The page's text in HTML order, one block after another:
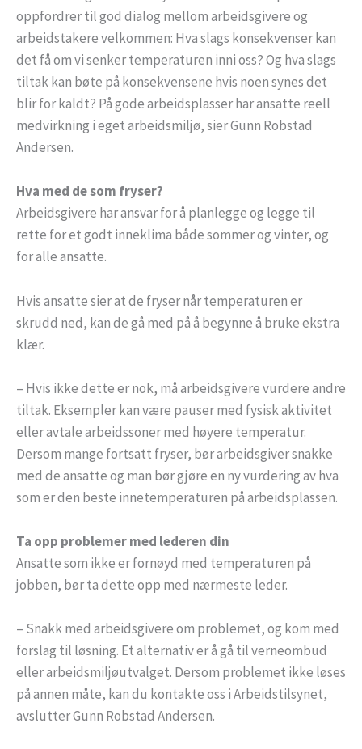
oppfordrer til god dialog mellom arbeidsgivere og
arbeidstakere velkommen: Hva slags konsekvenser kan
det få om vi senker temperaturen inni oss? Og hva slags
tiltak kan bøte på konsekvensene hvis noen synes det
blir for kaldt? På gode arbeidsplasser har ansatte reell
medvirkning i eget arbeidsmiljø, sier Gunn Robstad
Andersen.
Hva med de som fryser?
Arbeidsgivere har ansvar for å planlegge og legge til
rette for et godt inneklima både sommer og vinter, og
for alle ansatte.
Hvis ansatte sier at de fryser når temperaturen er
skrudd ned, kan de gå med på å begynne å bruke ekstra
klær.
– Hvis ikke dette er nok, må arbeidsgivere vurdere andre
tiltak. Eksempler kan være pauser med fysisk aktivitet
eller avtale arbeidssoner med høyere temperatur.
Dersom mange fortsatt fryser, bør arbeidsgiver snakke
med de ansatte og man bør gjøre en ny vurdering av hva
som er den beste innetemperaturen på arbeidsplassen.
Ta opp problemer med lederen din
Ansatte som ikke er fornøyd med temperaturen på
jobben, bør ta dette opp med nærmeste leder.
– Snakk med arbeidsgivere om problemet, og kom med
forslag til løsning. Et alternativ er å gå til verneombud
eller arbeidsmiljøutvalget. Dersom problemet ikke løses
på annen måte, kan du kontakte oss i Arbeidstilsynet,
avslutter Gunn Robstad Andersen.